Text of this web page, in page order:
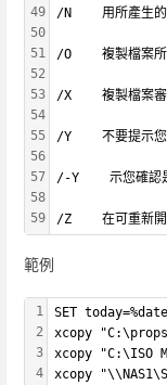
49
50
51
52
53
54
55
56
57
58
59
/N    用所產生的
/O    複製檔案所
/X    複製檔案
/Y    不要提示您
/-Y    示您確認是
/Z    在可重新開
範例
1
2
3
4
SET
xcopy
xcopy "C:\ISO
xcopy